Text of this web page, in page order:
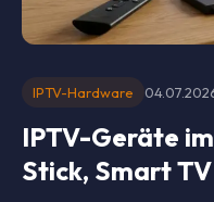
IPTV-Hardware
IPTV-Geräte
Stick, Smart